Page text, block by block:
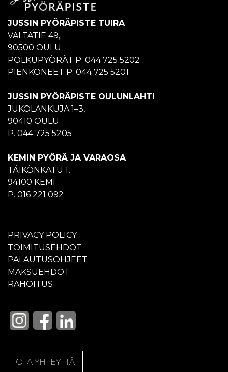
JUSSIN PYÖRÄPISTE TUIRA
VALTATIE 49,
90500 OULU
POLKUPYÖRÄT P. 044 725 5202
PIENKONEET P. 044 725 5201
JUSSIN PYÖRÄPISTE OULUNLAHTI
JUKOLANKUJA 1–3,
90410 OULU
P. 044 725 5205
KEMIN PYÖRÄ JA VARAOSA
TÄIKÖNKATU 1,
94100 KEMI
P. 016 221 092
PRIVACY POLICY
TOIMITUSEHDOT
PALAUTUSOHJEET
MAKSUEHDOT
RAHOITUS
OTA YHTEYTTÄ